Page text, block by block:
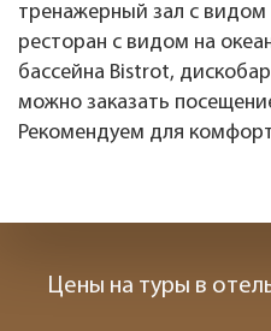
тренажерный зал с видом
ресторан с видом на
бассейна Bistrot,
можно заказать
Рекомендуем для
Цены на туры в отель